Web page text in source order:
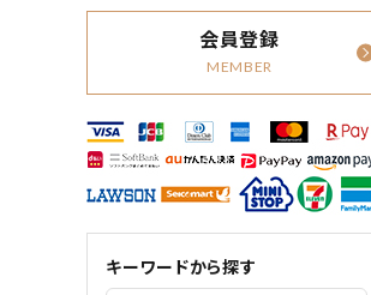
会員登録
MEMBER
キーワードから探す